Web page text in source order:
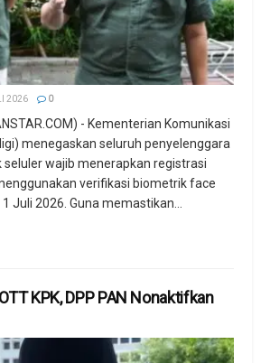
2026 0
- Kementerian Komunikasi
menegaskan seluruh penyelenggara
seluler wajib menerapkan registrasi
verifikasi biometrik face
Juli 2026. Guna memastikan...
KPK, DPP PAN Nonaktifkan